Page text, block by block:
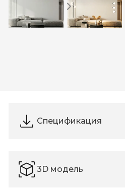
Спецификация
3D модель